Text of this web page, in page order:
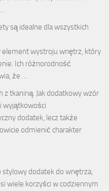
są idealne dla wszystkich
element wystroju wnętrz, który
Ich różnorodność
że …
z tkaniną: Jak dodatkowy wzór
wyjątkowości
dodatek, lecz także
odmienić charakter
stylowy dodatek do wnętrza,
wiele korzyści w codziennym